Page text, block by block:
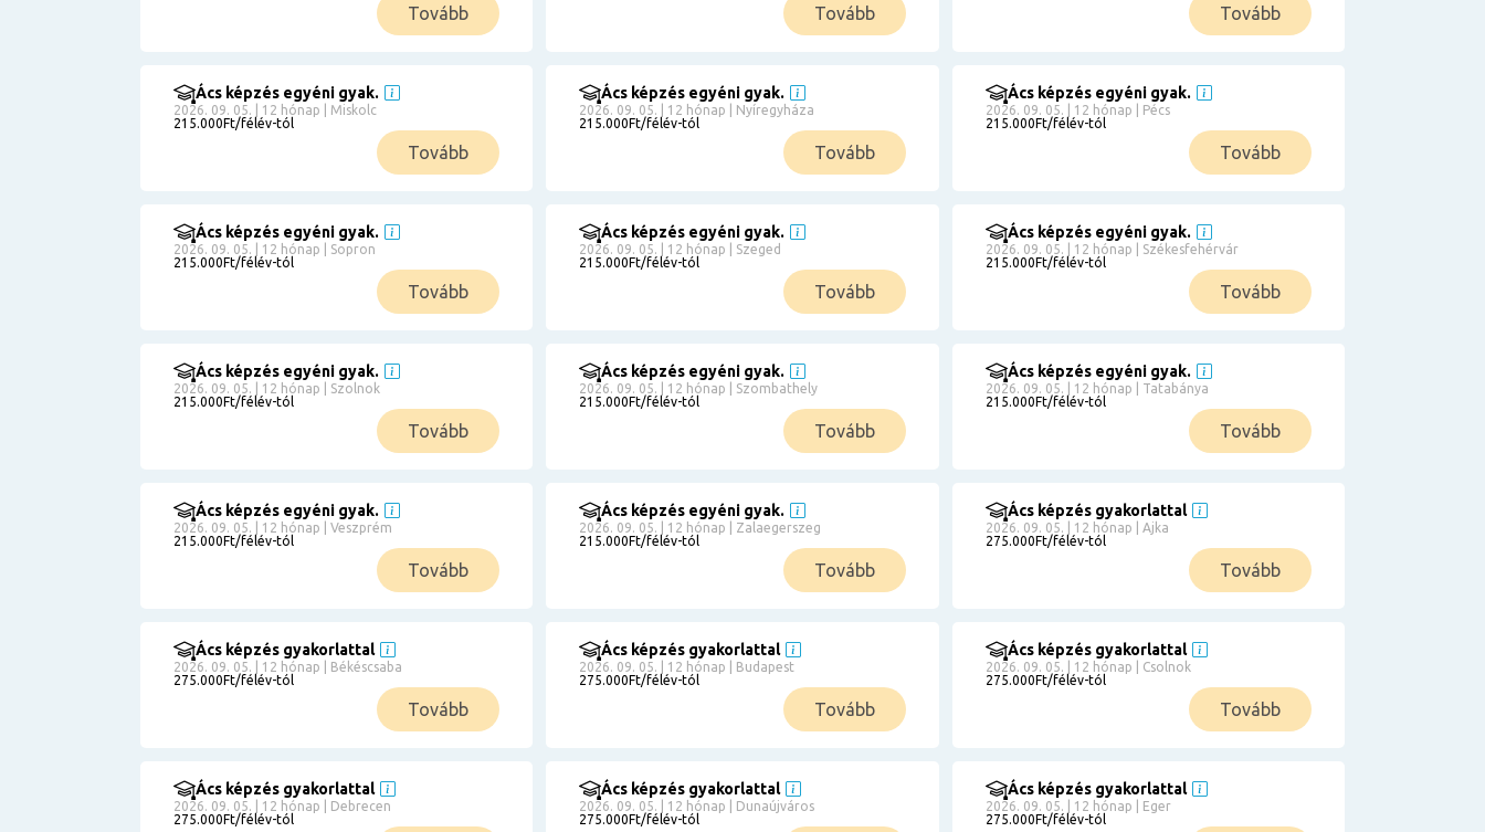
Tovább Tovább Tovább
Ács képzés egyéni gyak.
2026. 09. 05. | 12 hónap | Miskolc
215.000Ft/félév-tól
Tovább
Ács képzés egyéni gyak.
2026. 09. 05. | 12 hónap | Nyíregyháza
215.000Ft/félév-tól
Tovább
Ács képzés egyéni gyak.
2026. 09. 05. | 12 hónap | Pécs
215.000Ft/félév-tól
Tovább
Ács képzés egyéni gyak.
2026. 09. 05. | 12 hónap | Sopron
215.000Ft/félév-tól
Tovább
Ács képzés egyéni gyak.
2026. 09. 05. | 12 hónap | Szeged
215.000Ft/félév-tól
Tovább
Ács képzés egyéni gyak.
2026. 09. 05. | 12 hónap | Székesfehérvár
215.000Ft/félév-tól
Tovább
Ács képzés egyéni gyak.
2026. 09. 05. | 12 hónap | Szolnok
215.000Ft/félév-tól
Tovább
Ács képzés egyéni gyak.
2026. 09. 05. | 12 hónap | Szombathely
215.000Ft/félév-tól
Tovább
Ács képzés egyéni gyak.
2026. 09. 05. | 12 hónap | Tatabánya
215.000Ft/félév-tól
Tovább
Ács képzés egyéni gyak.
2026. 09. 05. | 12 hónap | Veszprém
215.000Ft/félév-tól
Tovább
Ács képzés egyéni gyak.
2026. 09. 05. | 12 hónap | Zalaegerszeg
215.000Ft/félév-tól
Tovább
Ács képzés gyakorlattal
2026. 09. 05. | 12 hónap | Ajka
275.000Ft/félév-tól
Tovább
Ács képzés gyakorlattal
2026. 09. 05. | 12 hónap | Békéscsaba
275.000Ft/félév-tól
Tovább
Ács képzés gyakorlattal
2026. 09. 05. | 12 hónap | Budapest
275.000Ft/félév-tól
Tovább
Ács képzés gyakorlattal
2026. 09. 05. | 12 hónap | Csolnok
275.000Ft/félév-tól
Tovább
Ács képzés gyakorlattal
2026. 09. 05. | 12 hónap | Debrecen
275.000Ft/félév-tól
Ács képzés gyakorlattal
2026. 09. 05. | 12 hónap | Dunaújváros
275.000Ft/félév-tól
Ács képzés gyakorlattal
2026. 09. 05. | 12 hónap | Eger
275.000Ft/félév-tól